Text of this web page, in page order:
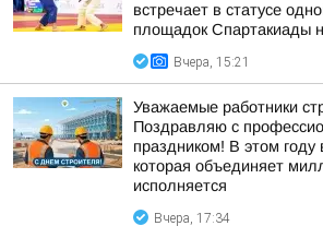
встречает в статусе
площадок Спартакиады
Вчера, 15:21
Уважаемые работники
Поздравляю с
праздником! В этом году
которая объединяет
исполняется
Вчера, 17:34